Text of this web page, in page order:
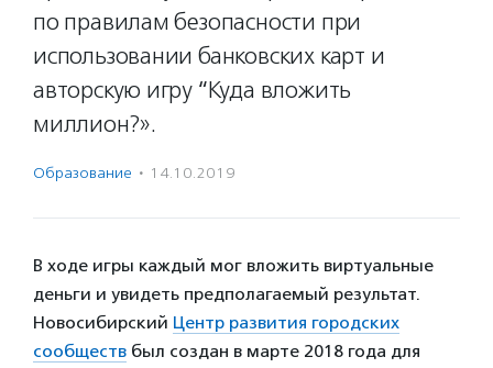
по правилам безопасности при
использовании банковских карт и
авторскую игру “Куда вложить
миллион?».
Образование · 14.10.2019
В ходе игры каждый мог вложить виртуальные
деньги и увидеть предполагаемый результат.
Новосибирский Центр развития городских
сообществ был создан в марте 2018 года для